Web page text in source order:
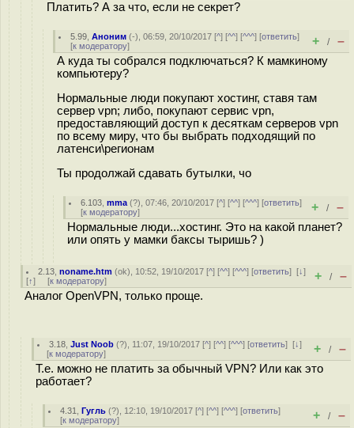
Платить? А за что, если не секрет?
5.99 ,Аноним (-), 06:59, 20/10/2017 [^] [^^] [^^^] [ответить]
[к модератору] + / –
А куда ты собрался подключаться? К мамкиному
компьютеру?
Нормальные люди покупают хостинг, ставя там
сервер vpn; либо, покупают сервис vpn,
предоставляющий доступ к десяткам серверов vpn
по всему миру, что бы выбрать подходящий по
латенси\регионам
Ты продолжай сдавать бутылки, чо
6.103 ,mma (?), 07:46, 20/10/2017 [^] [^^] [^^^] [ответить]
[к модератору] + / –
Нормальные люди...хостинг. Это на какой планет?
или опять у мамки баксы тыришь? )
2.13 ,noname.htm (ok), 10:52, 19/10/2017 [^] [^^] [^^^] [ответить][↓]
[↑] [к модератору] + / –
Аналог OpenVPN, только проще.
3.18 ,Just Noob (?), 11:07, 19/10/2017 [^] [^^] [^^^] [ответить][↓]
[к модератору] + / –
Т.е. можно не платить за обычный VPN? Или как это
работает?
4.31 ,Гугль (?), 12:10, 19/10/2017 [^] [^^] [^^^] [ответить]
[к модератору] + / –